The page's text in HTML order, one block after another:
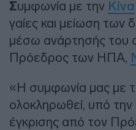
Συμφωνία με την Κίνα
γαίες και μείωση των
μέσω ανάρτησής του
Πρόεδρος των ΗΠΑ,
«Η συμφωνία μας με
ολοκληρωθεί, υπό την
έγκρισης από τον